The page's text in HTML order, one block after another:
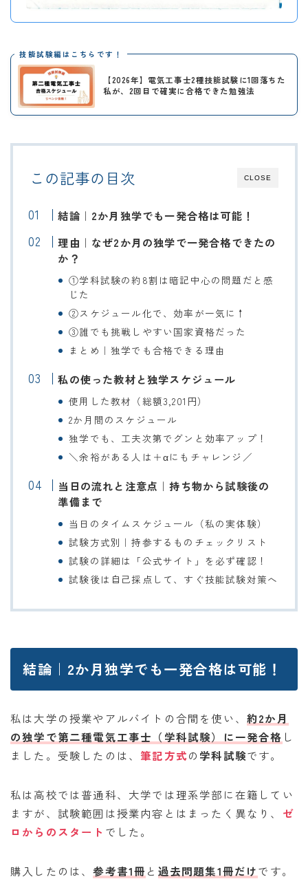
技能試験編はこちらです！
【2026年】電気工事士2種技能試験に1回落ちた
私が、2回目で確実に合格できた勉強法
CLOSE
この記事の目次
結論｜2か月独学でも一発合格は可能！
理由｜なぜ2か月の独学で一発合格できたの
か？
①学科試験の約8割は暗記中心の問題だと感
じた
②スケジュール化で、効率が一気に↑
③誰でも挑戦しやすい国家資格だった
まとめ｜独学でも合格できる理由
私の使った教材と独学スケジュール
使用した教材（総額3,201円）
2か月間のスケジュール
独学でも、工夫次第でグンと効率アップ！
＼余裕がある人は＋αにもチャレンジ／
当日の流れと注意点｜持ち物から試験後の
準備まで
当日のタイムスケジュール（私の実体験）
試験方式別｜持参するものチェックリスト
試験の詳細は「公式サイト」を必ず確認！
試験後は自己採点して、すぐ技能試験対策へ
結論｜2か月独学でも一発合格は可能！
私は大学の授業やアルバイトの合間を使い、 約2か月
の独学で第二種電気工事士（学科試験）に一発合格 し
ました。受験したのは、 筆記方式の 学科試験です。
私は高校では普通科、大学では理系学部に在籍してい
ますが、試験範囲は授業内容とはまったく異なり、 ゼ
ロからのスタート でした。
購入したのは、参考書1冊 と 過去問題集1冊だけです。